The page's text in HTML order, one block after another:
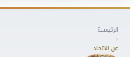
الرئيسية
‹
عن الاتحاد